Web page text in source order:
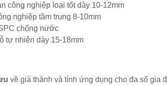
công nghiệp loại tốt dày 10-12mm
nghiệp tầm trung 8-10mm
chống nước
tự nhiên dày 15-18mm
về giá thành và tính ứng dụng cho đa số gia